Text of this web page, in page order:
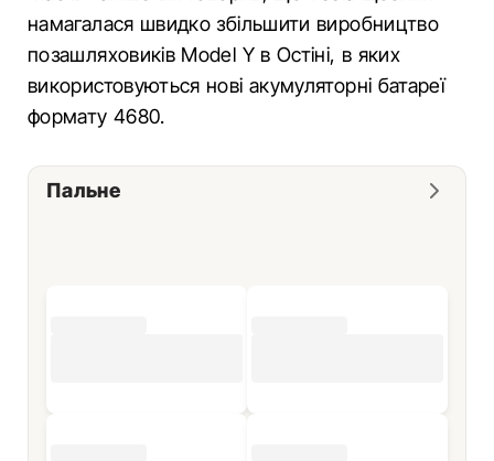
намагалася швидко збільшити виробництво
позашляховиків Model Y в Остіні, в яких
використовуються нові акумуляторні батареї
формату 4680.
Пальне